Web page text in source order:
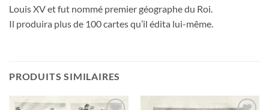
Louis XV et fut nommé premier géographe du Roi.
Il produira plus de 100 cartes qu’il édita lui-même.
PRODUITS SIMILAIRES